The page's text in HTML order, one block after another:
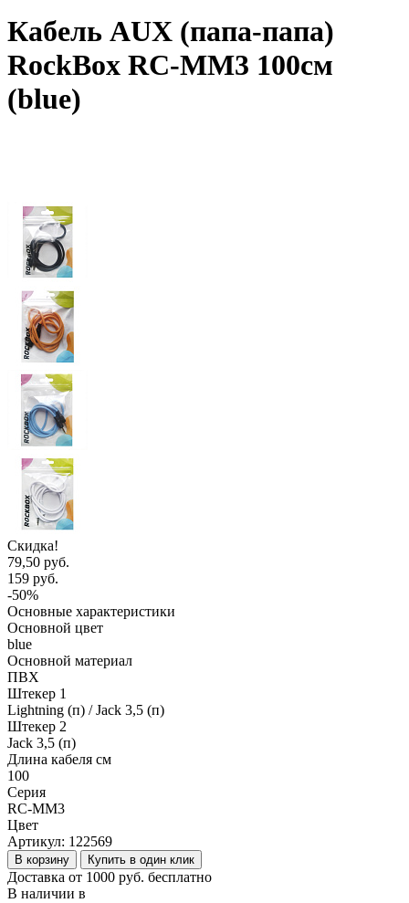
Кабель AUX (папа-папа)
RockBox RC-MM3 100см
(blue)
Скидка!
79,50 руб.
159 руб.
-50%
Основные характеристики
Основной цвет
blue
Основной материал
ПВХ
Штекер 1
Lightning (п) / Jack 3,5 (п)
Штекер 2
Jack 3,5 (п)
Длина кабеля см
100
Серия
RC-MM3
Цвет
Артикул: 122569
В корзину Купить в один клик
Доставка от 1000 руб. бесплатно
В наличии в